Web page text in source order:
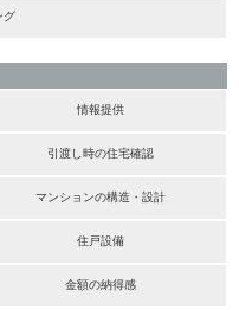
グ
情報提供
引渡し時の住宅確認
マンションの構造・設計
住戸設備
金額の納得感